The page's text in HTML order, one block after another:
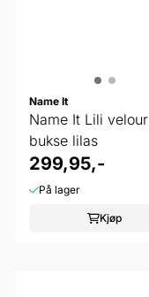
Name It
Name It Lili velour
bukse lilas
299,95,-
På lager
Kjøp